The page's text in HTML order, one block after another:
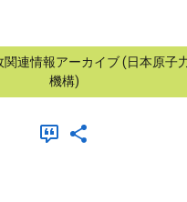
関連情報アーカイブ (日本原子
機構)